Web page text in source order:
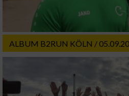
ALBUM B2RUN KÖLN /